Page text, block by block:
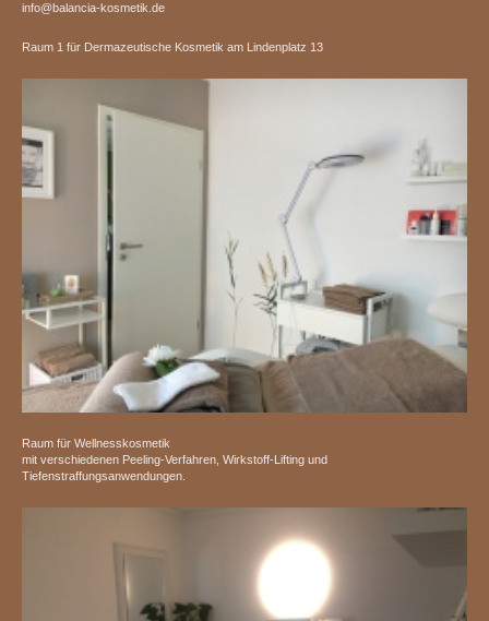
info@balancia-kosmetik.de
Raum 1 für Dermazeutische Kosmetik am Lindenplatz 13
Raum für Wellnesskosmetik
mit verschiedenen Peeling-Verfahren, Wirkstoff-Lifting und
Tiefenstraffungsanwendungen.